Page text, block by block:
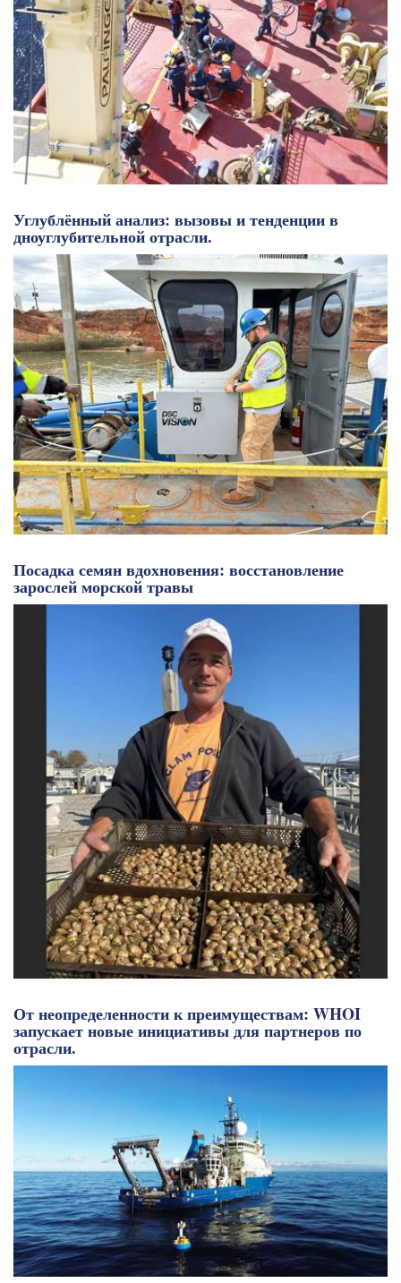
Углублённый анализ: вызовы и тенденции в
дноуглубительной отрасли.
Посадка семян вдохновения: восстановление
зарослей морской травы
От неопределенности к преимуществам: WHOI
запускает новые инициативы для партнеров по
отрасли.